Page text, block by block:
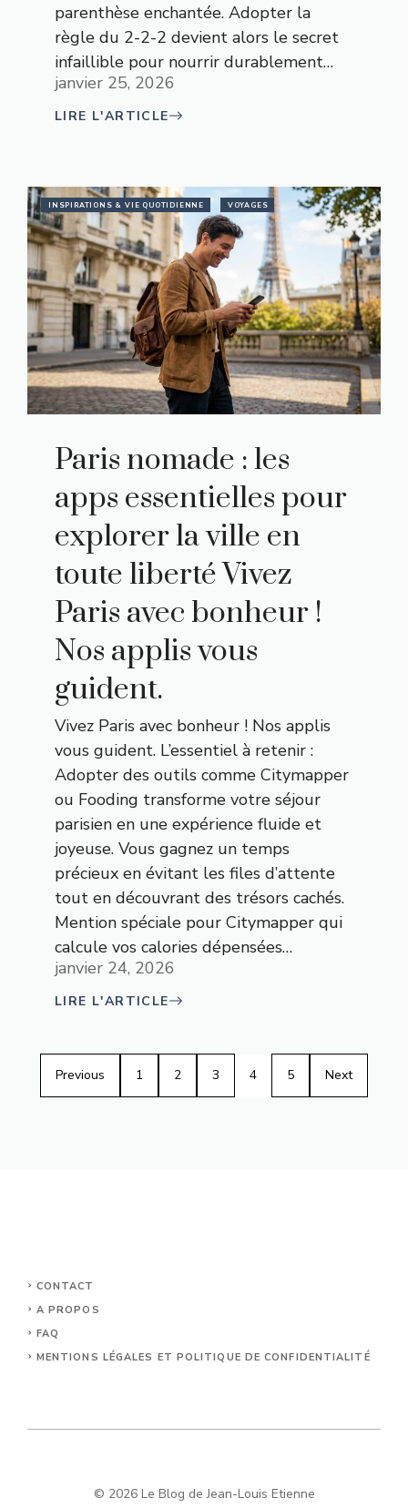
parenthèse enchantée. Adopter la
règle du 2-2-2 devient alors le secret
infaillible pour nourrir durablement…
janvier 25, 2026
LIRE L'ARTICLE
INSPIRATIONS & VIE QUOTIDIENNE VOYAGES
Paris nomade : les
apps essentielles pour
explorer la ville en
toute liberté Vivez
Paris avec bonheur !
Nos applis vous
guident.
Vivez Paris avec bonheur ! Nos applis
vous guident. L’essentiel à retenir :
Adopter des outils comme Citymapper
ou Fooding transforme votre séjour
parisien en une expérience fluide et
joyeuse. Vous gagnez un temps
précieux en évitant les files d’attente
tout en découvrant des trésors cachés.
Mention spéciale pour Citymapper qui
calcule vos calories dépensées…
janvier 24, 2026
LIRE L'ARTICLE
Previous 1 2 3 4 5 Next
CONTACT
A PROPOS
FAQ
MENTIONS LÉGALES ET POLITIQUE DE CONFIDENTIALITÉ
© 2026 Le Blog de Jean-Louis Etienne